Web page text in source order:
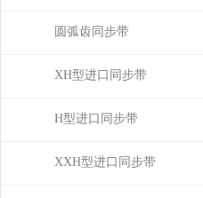
圆弧齿同步带
XH型进口同步带
H型进口同步带
XXH型进口同步带